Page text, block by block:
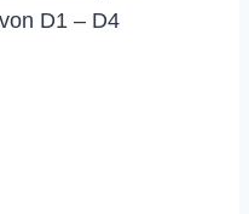
D1 – D4